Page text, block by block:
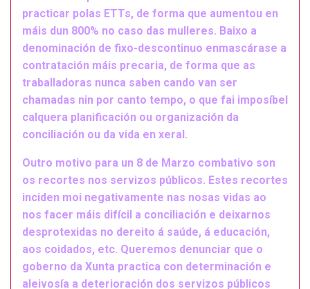
practicar polas ETTs, de forma que aumentou en
máis dun 800% no caso das mulleres. Baixo a
denominación de fixo-descontinuo enmascárase a
contratación máis precaria, de forma que as
traballadoras nunca saben cando van ser
chamadas nin por canto tempo, o que fai imposíbel
calquera planificación ou organización da
conciliación ou da vida en xeral.
Outro motivo para un 8 de Marzo combativo son
os recortes nos servizos públicos. Estes recortes
inciden moi negativamente nas nosas vidas ao
nos facer máis difícil a conciliación e deixarnos
desprotexidas no dereito á saúde, á educación,
aos coidados, etc. Queremos denunciar que o
goberno da Xunta practica con determinación e
aleivosía a deterioración dos servizos públicos